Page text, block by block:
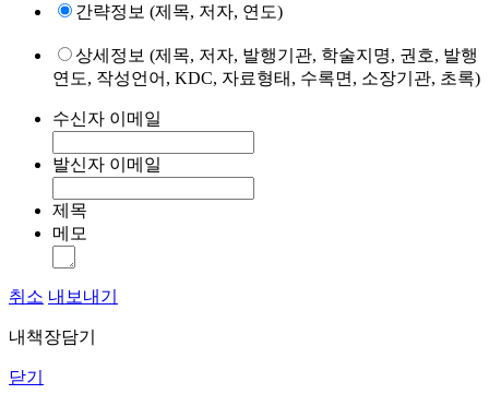
간략정보 (제목, 저자, 연도)
상세정보 (제목, 저자, 발행기관, 학술지명, 권호, 발행
연도, 작성언어, KDC, 자료형태, 수록면, 소장기관, 초록)
수신자 이메일
발신자 이메일
제목
메모
취소 내보내기
내책장담기
닫기